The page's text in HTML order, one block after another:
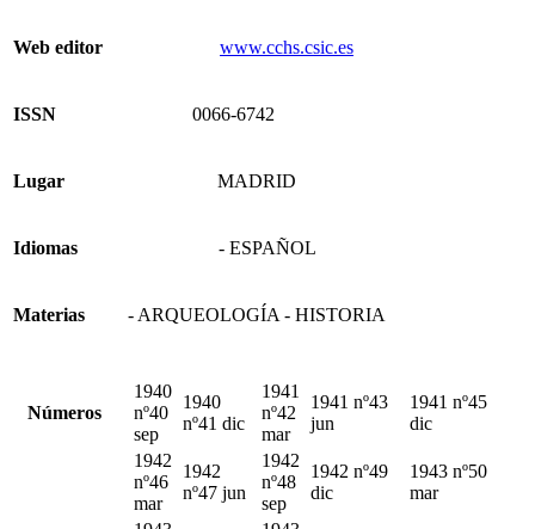
Web editor www.cchs.csic.es
ISSN 0066-6742
Lugar MADRID
Idiomas - ESPAÑOL
Materias - ARQUEOLOGÍA - HISTORIA
Números
1940
nº40
sep
1940
nº41 dic
1941
nº42
mar
1941 nº43
jun
1941 nº45
dic
1942
nº46
mar
1942
nº47 jun
1942
nº48
sep
1942 nº49
dic
1943 nº50
mar